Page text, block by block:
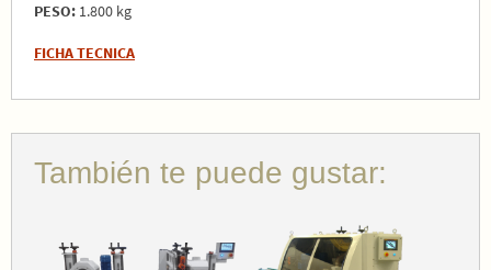
PESO: 1.800 kg
FICHA TECNICA
También te puede gustar: